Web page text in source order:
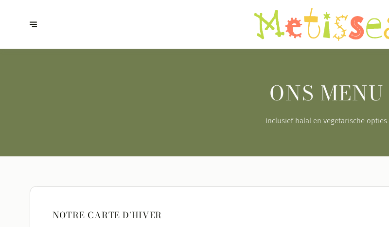
ONS MENU
Inclusief halal en vegetarische opties.
NOTRE CARTE D'HIVER